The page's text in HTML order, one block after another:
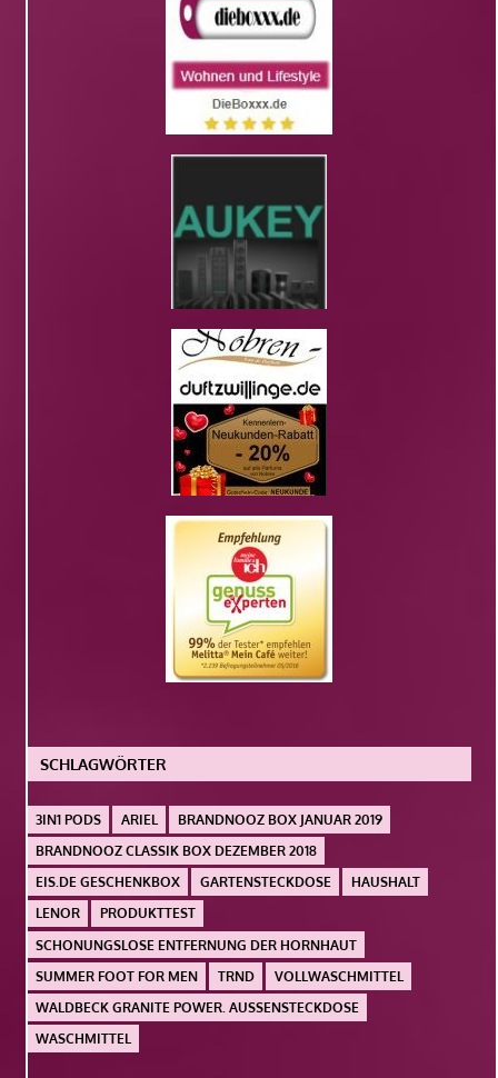
SCHLAGWÖRTER
3IN1 PODS ARIEL
BRANDNOOZ BOX JANUAR 2019
BRANDNOOZ CLASSIK BOX DEZEMBER 2018
EIS.DE GESCHENKBOX
GARTENSTECKDOSE
HAUSHALT
LENOR
PRODUKTTEST
SCHONUNGSLOSE ENTFERNUNG DER HORNHAUT
SUMMER FOOT FOR MEN
TRND
VOLLWASCHMITTEL
WALDBECK GRANITE POWER. AUSSENSTECKDOSE
WASCHMITTEL